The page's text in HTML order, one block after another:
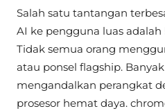
Salah satu tantangan
AI ke pengguna luas
Tidak semua orang
atau ponsel flagship.
mengandalkan perangkat
prosesor hemat daya.